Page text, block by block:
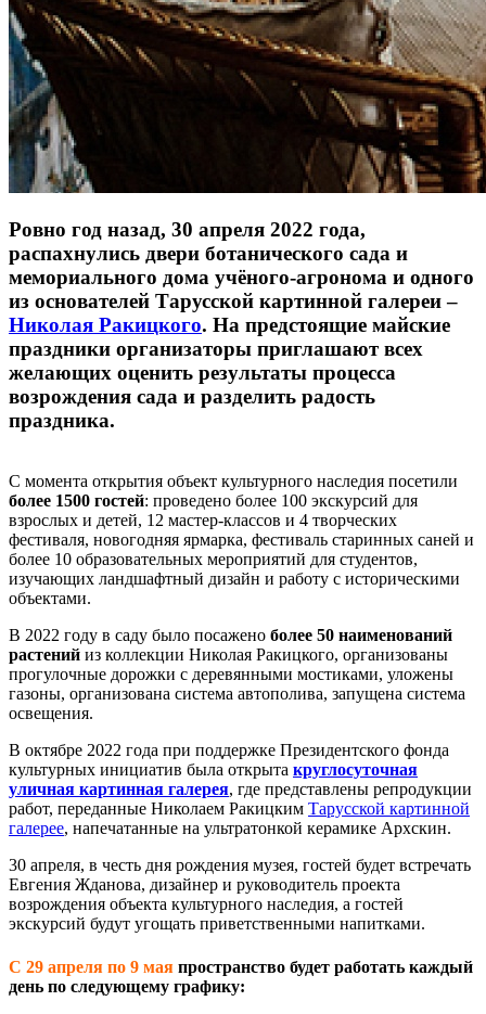
Ровно год назад, 30 апреля 2022 года,
распахнулись двери ботанического сада и
мемориального дома учёного-агронома и одного
из основателей Тарусской картинной галереи –
Николая Ракицкого. На предстоящие майские
праздники организаторы приглашают всех
желающих оценить результаты процесса
возрождения сада и разделить радость
праздника.
С момента открытия объект культурного наследия посетили
более 1500 гостей: проведено более 100 экскурсий для
взрослых и детей, 12 мастер-классов и 4 творческих
фестиваля, новогодняя ярмарка, фестиваль старинных саней и
более 10 образовательных мероприятий для студентов,
изучающих ландшафтный дизайн и работу с историческими
объектами.
В 2022 году в саду было посажено более 50 наименований
растений из коллекции Николая Ракицкого, организованы
прогулочные дорожки с деревянными мостиками, уложены
газоны, организована система автополива, запущена система
освещения.
В октябре 2022 года при поддержке Президентского фонда
культурных инициатив была открыта круглосуточная
уличная картинная галерея, где представлены репродукции
работ, переданные Николаем Ракицким Тарусской картинной
галерее, напечатанные на ультратонкой керамике Архскин.
30 апреля, в честь дня рождения музея, гостей будет встречать
Евгения Жданова, дизайнер и руководитель проекта
возрождения объекта культурного наследия, а гостей
экскурсий будут угощать приветственными напитками.
С 29 апреля по 9 мая пространство будет работать каждый
день по следующему графику: